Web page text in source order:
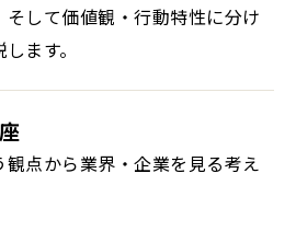
して価値観・行動特性に分け
ます。
観点から業界・企業を見る考え